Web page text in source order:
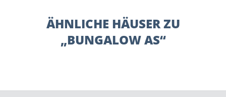
ÄHNLICHE HÄUSER ZU
„BUNGALOW AS“